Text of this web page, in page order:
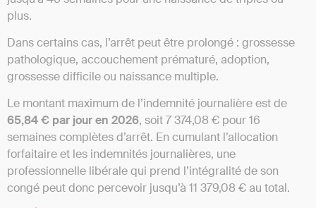
plus.
Dans certains cas, l’arrêt peut être prolongé : grossesse
pathologique, accouchement prématuré, adoption,
grossesse difficile ou naissance multiple.
Le montant maximum de l’indemnité journalière est de
65,84 € par jour en 2026, soit 7 374,08 € pour 16
semaines complètes d’arrêt. En cumulant l’allocation
forfaitaire et les indemnités journalières, une
professionnelle libérale qui prend l’intégralité de son
congé peut donc percevoir jusqu’à 11 379,08 € au total.